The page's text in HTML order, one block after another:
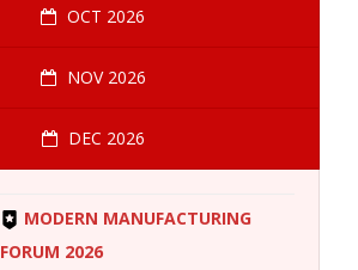
OCT 2026
NOV 2026
DEC 2026
MODERN MANUFACTURING
FORUM 2026